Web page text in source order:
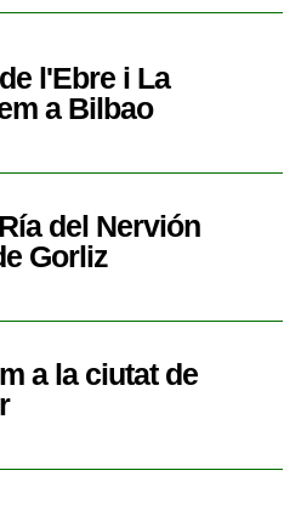
l'Ebre i La
a Bilbao
del Nervión
Gorliz
a la ciutat de